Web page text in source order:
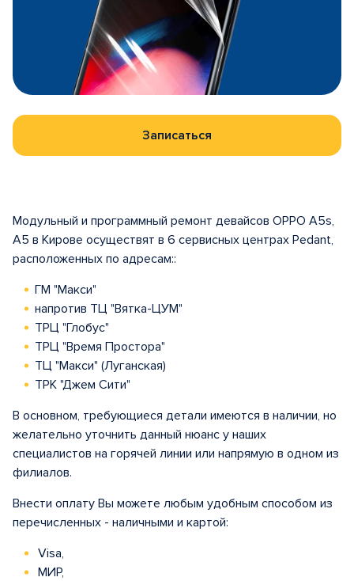
Записаться
Модульный и программный ремонт девайсов OPPO A5s,
A5 в Кирове осуществят в 6 сервисных центрах Pedant,
расположенных по адресам::
ГМ "Макси"
напротив ТЦ "Вятка-ЦУМ"
ТРЦ "Глобус"
ТРЦ "Время Простора"
ТЦ "Макси" (Луганская)
ТРК "Джем Сити"
В основном, требующиеся детали имеются в наличии, но
желательно уточнить данный нюанс у наших
специалистов на горячей линии или напрямую в одном из
филиалов.
Внести оплату Вы можете любым удобным способом из
перечисленных - наличными и картой:
Visa,
МИР,